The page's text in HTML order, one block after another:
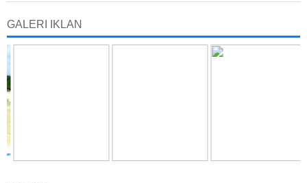
GALERI IKLAN